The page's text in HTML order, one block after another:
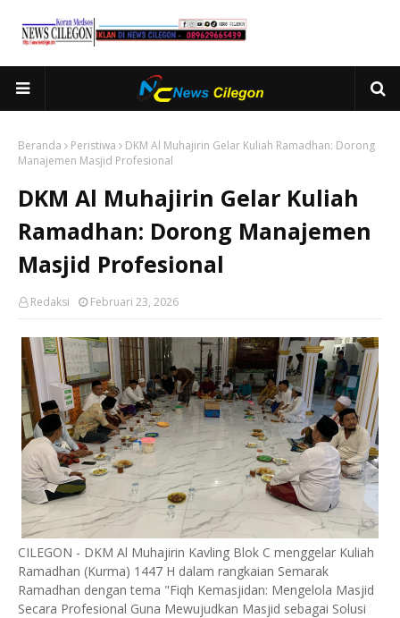
Beranda Peristiwa
DKM Al Muhajirin Gelar Kuliah Ramadhan: Dorong
Manajemen Masjid Profesional
DKM Al Muhajirin Gelar Kuliah
Ramadhan: Dorong Manajemen
Masjid Profesional
Redaksi Februari 23, 2026
CILEGON - DKM Al Muhajirin Kavling Blok C menggelar Kuliah
Ramadhan (Kurma) 1447 H dalam rangkaian Semarak
Ramadhan dengan tema "Fiqh Kemasjidan: Mengelola Masjid
Secara Profesional Guna Mewujudkan Masjid sebagai Solusi